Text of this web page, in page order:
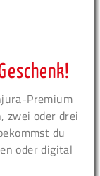
Premium
zwei oder drei
du
oder digital